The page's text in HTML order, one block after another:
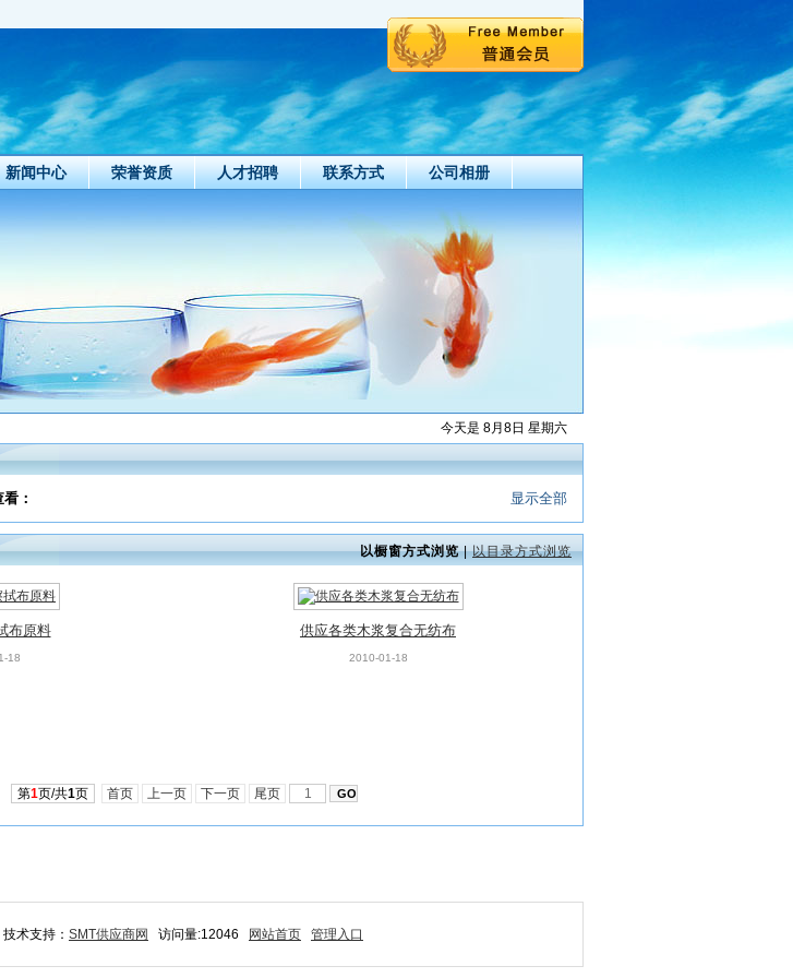
新闻中心 荣誉资质 人才招聘 联系方式 公司相册
今天是 8月8日 星期六
显示全部
：
以橱窗方式浏览|以目录方式浏览
布原料
18
供应各类木浆复合无纺布
2010-01-18
第1页/共1页 首页 上一页 下一页 尾页
术支持： SMT供应商网 访问量:12046 网站首页 管理入口